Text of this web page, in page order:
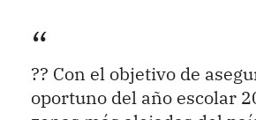
?? Con el objetivo de
oportuno del año escolar